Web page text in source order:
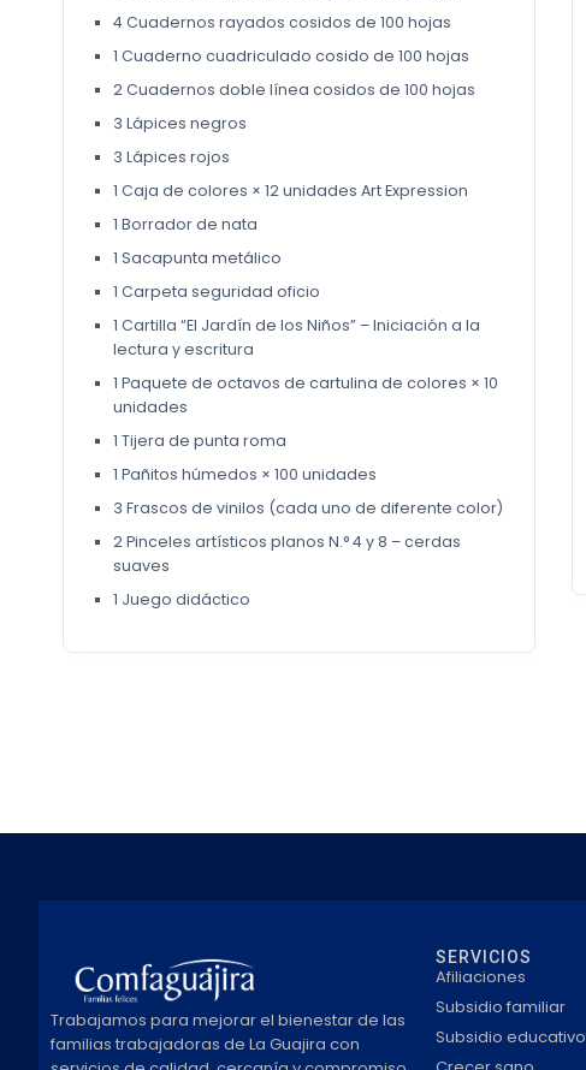
4 Cuadernos rayados cosidos de 100 hojas
1 Cuaderno cuadriculado cosido de 100 hojas
2 Cuadernos doble línea cosidos de 100 hojas
3 Lápices negros
3 Lápices rojos
1 Caja de colores × 12 unidades Art Expression
1 Borrador de nata
1 Sacapunta metálico
1 Carpeta seguridad oficio
1 Cartilla “El Jardín de los Niños” – Iniciación a la
lectura y escritura
1 Paquete de octavos de cartulina de colores × 10
unidades
1 Tijera de punta roma
1 Pañitos húmedos × 100 unidades
3 Frascos de vinilos (cada uno de diferente color)
2 Pinceles artísticos planos N.° 4 y 8 – cerdas
suaves
1 Juego didáctico
Trabajamos para mejorar el bienestar de las
familias trabajadoras de La Guajira con
SERVICIOS
Afiliaciones
Subsidio familiar
Subsidio educativo